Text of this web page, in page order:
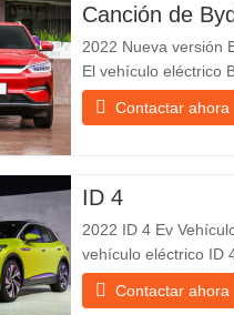
Canción de Byd
2022 Nueva versión
El vehículo eléctrico
centra en la
desarrollo de
populares. BYD Song
Contactar ahora
ID 4
2022 ID 4 Ev
vehículo eléctrico ID
experiencia del
productos para
Contactar ahora